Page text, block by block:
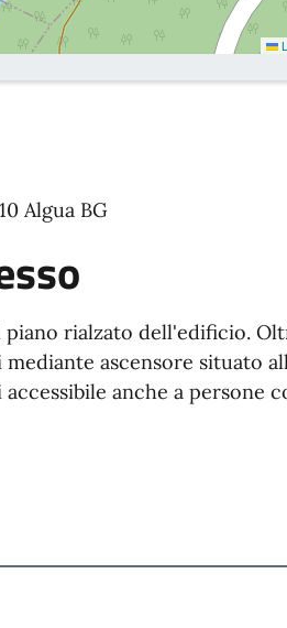
Algua BG
rialzato dell'edificio.
ascensore situato
anche a persone